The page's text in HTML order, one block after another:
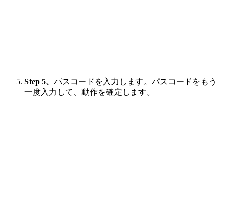
Step 5、 パスコードを入力します。パスコードをもう
一度入力して、動作を確定します。